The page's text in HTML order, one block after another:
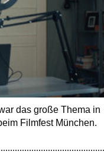
das große Thema in
Filmfest München.